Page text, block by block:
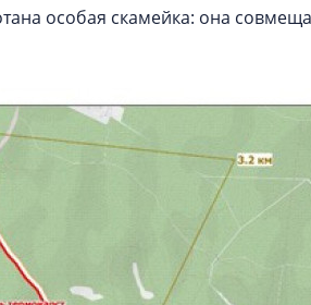
особая скамейка: она